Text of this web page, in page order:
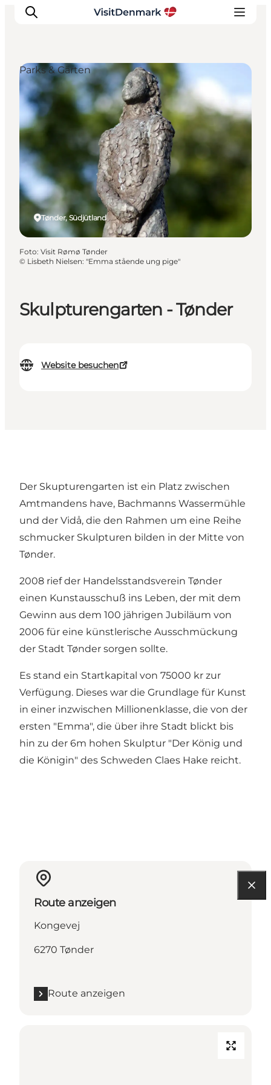
Inspiration
Regionen
Erlebnisse
Unterkünfte
Reiseplanung
Skulpturengarten - Tønder
Website besuchen
Tønder, Südjütland
Parks & Gärten
Foto: Visit Rømø Tønder
© Lisbeth Nielsen: "Emma stående ung pige"
Der Skupturengarten ist ein Platz zwischen
Amtmandens have, Bachmanns Wassermühle
und der Vidå, die den Rahmen um eine Reihe
schmucker Skulpturen bilden in der Mitte von
Tønder.
2008 rief der Handelsstandsverein Tønder
einen Kunstausschuß ins Leben, der mit dem
Gewinn aus dem 100 jährigen Jubiläum von
2006 für eine künstlerische Ausschmückung
der Stadt Tønder sorgen sollte.
Es stand ein Startkapital von 75000 kr zur
Verfügung. Dieses war die Grundlage für Kunst
in einer inzwischen Millionenklasse, die von der
ersten "Emma", die über ihre Stadt blickt bis
hin zu der 6m hohen Skulptur "Der König und
die Königin" des Schweden Claes Hake reicht.
Route anzeigen
Kongevej
6270 Tønder
Route anzeigen